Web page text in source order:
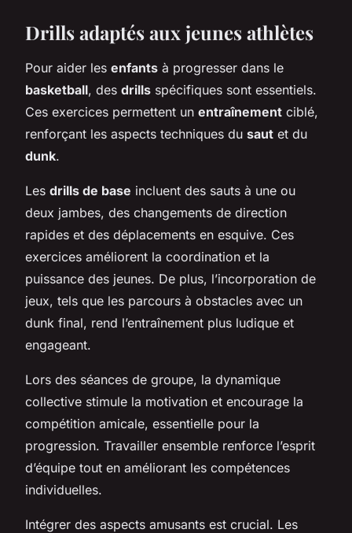
Drills adaptés aux jeunes athlètes
Pour aider les enfants à progresser dans le
basketball, des drills spécifiques sont essentiels.
Ces exercices permettent un entraînement ciblé,
renforçant les aspects techniques du saut et du
dunk.
Les drills de base incluent des sauts à une ou
deux jambes, des changements de direction
rapides et des déplacements en esquive. Ces
exercices améliorent la coordination et la
puissance des jeunes. De plus, l’incorporation de
jeux, tels que les parcours à obstacles avec un
dunk final, rend l’entraînement plus ludique et
engageant.
Lors des séances de groupe, la dynamique
collective stimule la motivation et encourage la
compétition amicale, essentielle pour la
progression. Travailler ensemble renforce l’esprit
d’équipe tout en améliorant les compétences
individuelles.
Intégrer des aspects amusants est crucial. Les